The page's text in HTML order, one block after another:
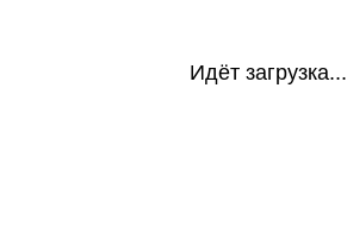
Идёт загрузка...